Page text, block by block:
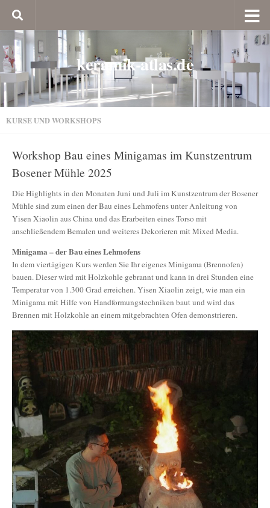
keramik-atlas.de
KURSE UND WORKSHOPS
Workshop Bau eines Minigamas im Kunstzentrum
Bosener Mühle 2025
Die Highlights in den Monaten Juni und Juli im Kunstzentrum der Bosener
Mühle sind zum einen der Bau eines Lehmofens unter Anleitung von
Yisen Xiaolin aus China und das Erarbeiten eines Torso mit
anschließendem Bemalen und weiteres Dekorieren mit Mixed Media.
Minigama – der Bau eines Lehmofens
In dem viertägigen Kurs werden Sie Ihr eigenes Minigama (Brennofen)
bauen. Dieser wird mit Holzkohle gebrannt und kann in drei Stunden eine
Temperatur von 1.300 Grad erreichen. Yisen Xiaolin zeigt, wie man ein
Minigama mit Hilfe von Handformungstechniken baut und wird das
Brennen mit Holzkohle an einem mitgebrachten Ofen demonstrieren.